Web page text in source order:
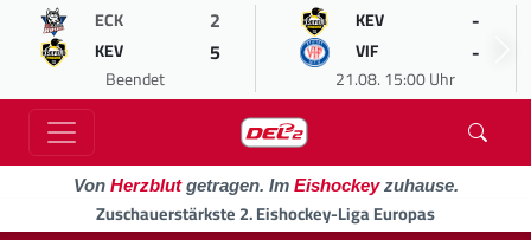
ECK 2
KEV 5
Beendet
KEV -
VIF -
21.08. 15:00 Uhr
Von Herzblutgetragen. Im Eishockeyzuhause.
Zuschauerstärkste 2. Eishockey-Liga Europas